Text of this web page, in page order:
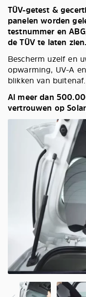
TÜV-getest &
panelen worden
testnummer en
de TÜV te laten zien.
Bescherm uzelf en
opwarming, UV-A
blikken van buitenaf.
Al meer dan
vertrouwen op